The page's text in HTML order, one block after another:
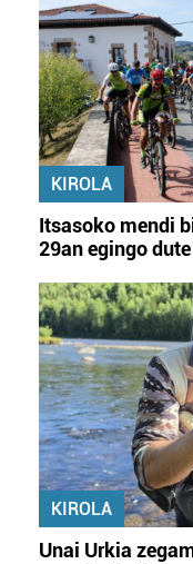
Lortu zure datu
buruzko informazio
datuen atalean.
zure baimena
Webgune honek
fitxategiak
zerbitzuak
baliatzen gara. Ohar
irakurri
KIROLA
Itsasoko mendi
29an egingo dute
KIROLA
Unai Urkia